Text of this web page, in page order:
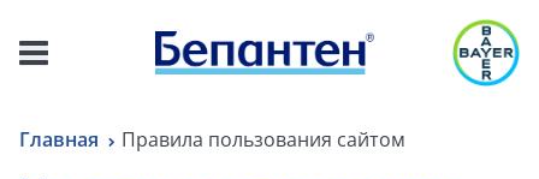
Главная Правила пользования сайтом